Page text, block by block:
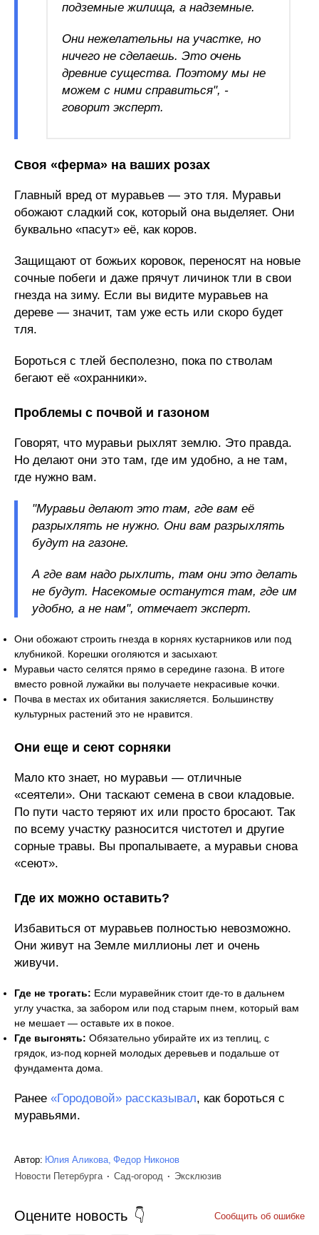
подземные жилища, а надземные.
Они нежелательны на участке, но
ничего не сделаешь. Это очень
древние существа. Поэтому мы не
можем с ними справиться", -
говорит эксперт.
Своя «ферма» на ваших розах
Главный вред от муравьев — это тля. Муравьи
обожают сладкий сок, который она выделяет. Они
буквально «пасут» её, как коров.
Защищают от божьих коровок, переносят на новые
сочные побеги и даже прячут личинок тли в свои
гнезда на зиму. Если вы видите муравьев на
дереве — значит, там уже есть или скоро будет
тля.
Бороться с тлей бесполезно, пока по стволам
бегают её «охранники».
Проблемы с почвой и газоном
Говорят, что муравьи рыхлят землю. Это правда.
Но делают они это там, где им удобно, а не там,
где нужно вам.
"Муравьи делают это там, где вам её
разрыхлять не нужно. Они вам разрыхлять
будут на газоне.
А где вам надо рыхлить, там они это делать
не будут. Насекомые останутся там, где им
удобно, а не нам", отмечает эксперт.
Они обожают строить гнезда в корнях кустарников или под
клубникой. Корешки оголяются и засыхают.
Муравьи часто селятся прямо в середине газона. В итоге
вместо ровной лужайки вы получаете некрасивые кочки.
Почва в местах их обитания закисляется. Большинству
культурных растений это не нравится.
Они еще и сеют сорняки
Мало кто знает, но муравьи — отличные
«сеятели». Они таскают семена в свои кладовые.
По пути часто теряют их или просто бросают. Так
по всему участку разносится чистотел и другие
сорные травы. Вы пропалываете, а муравьи снова
«сеют».
Где их можно оставить?
Избавиться от муравьев полностью невозможно.
Они живут на Земле миллионы лет и очень
живучи.
Где не трогать: Если муравейник стоит где-то в дальнем
углу участка, за забором или под старым пнем, который вам
не мешает — оставьте их в покое.
Где выгонять: Обязательно убирайте их из теплиц, с
грядок, из-под корней молодых деревьев и подальше от
фундамента дома.
Ранее «Городовой» рассказывал, как бороться с
муравьями.
Автор: Юлия Аликова Федор Никонов
Новости Петербурга
Сад-огород Эксклюзив
Оцените новость Сообщить об ошибке